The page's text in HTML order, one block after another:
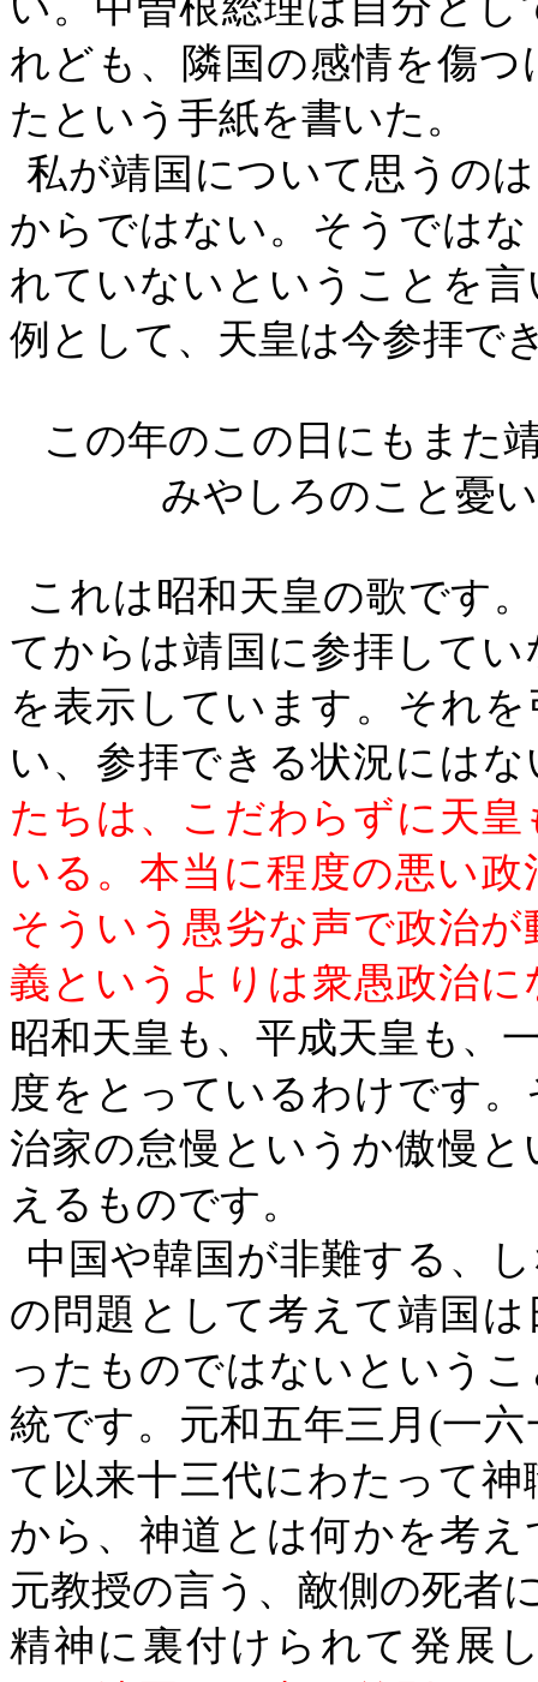
れども、隣国の感情を傷
たという手紙を書いた。
私が靖国について思うの
からではない。そうでは
れていないということを
例として、天皇は今参拝で
この年のこの日にもまた
みやしろのこと憂
これは昭和天皇の歌です
てからは靖国に参拝して
を表示しています。それ
い、参拝できる状況には
たちは、こだわらずに天
いる。本当に程度の悪い
そういう愚劣な声で政治
義というよりは衆愚政治
昭和天皇も、平成天皇も、
度をとっているわけです
治家の怠慢というか傲慢
えるものです。
中国や韓国が非難する、
の問題として考えて靖国
ったものではないという
統です。元和五年三月 (一六
て以来十三代にわたって
から、神道とは何かを考
元教授の言う、敵側の死者
精神に裏付けられて発展